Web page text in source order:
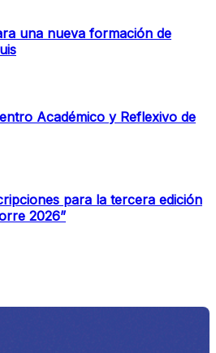
una nueva formación de
Académico y Reflexivo de
para la tercera edición
2026”